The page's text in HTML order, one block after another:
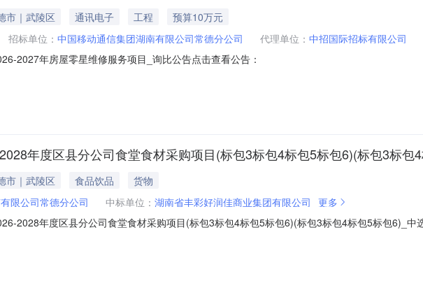
市｜武陵区 通讯电子 工程
预算10万元
招标单位： 中国移动通信集团湖南有限公司常德分公司 代理单位： 中招国际招标有限公司
2027年房屋零星维修服务项目_询比公告点击查看公告：
年度区县分公司食堂食材采购项目(标包3标包4标包5标包6)(标包3标包
市｜武陵区 食品饮品
货物
限公司常德分公司 中标单位： 湖南省丰彩好润佳商业集团有限公司 更多
2028年度区县分公司食堂食材采购项目(标包3标包4标包5标包6)(标包3标包4标包5标包6)_中